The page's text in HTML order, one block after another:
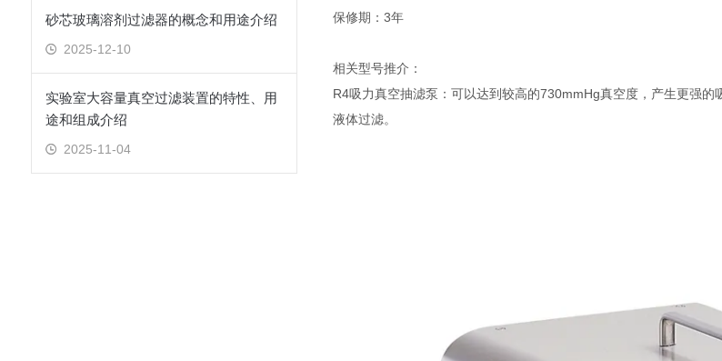
砂芯玻璃溶剂过滤器的概念和用途介绍
2025-12-10
实验室大容量真空过滤装置的特性、用
途和组成介绍
2025-11-04
保修期：3年
相关型号推介：
R4吸力真空抽滤泵：可以达到较高的730mmHg真空度，产生更强
液体过滤。